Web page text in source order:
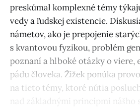
preskúmal komplexné témy
vedy a ľudskej existencie.
námetov, ako je prepojenie
s kvantovou fyzikou, problém
poznaní a hlboké otázky o viere,
pádu človeka. Žižek ponúka
na tieto témy, ktoré nútia
nad základnými princípmi nášho